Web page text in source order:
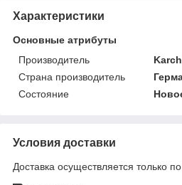
Характеристики
Основные атрибуты
Производитель
Страна производитель
Состояние
Условия доставки
Доставка осуществляется только